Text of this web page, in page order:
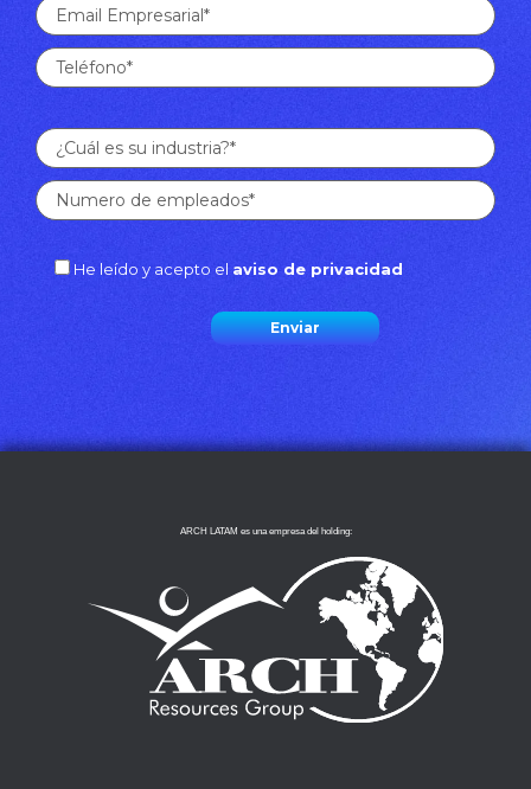
He leído y acepto el aviso de privacidad
ARCH LATAM es una empresa del holding: